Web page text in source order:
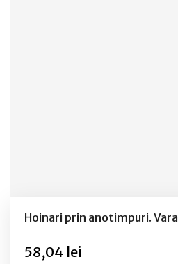
Hoinari prin anotimpuri. Vara
58,04 lei